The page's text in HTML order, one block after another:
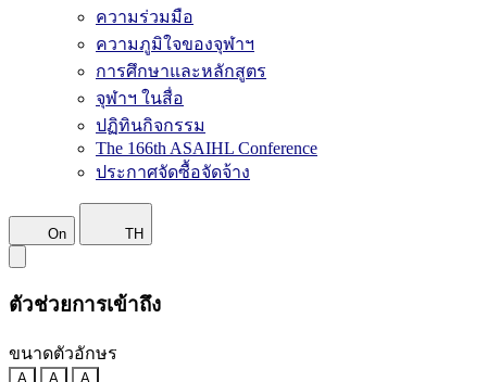
ความร่วมมือ
ความภูมิใจของจุฬาฯ
การศึกษาและหลักสูตร
จุฬาฯ ในสื่อ
ปฏิทินกิจกรรม
The 166th ASAIHL Conference
ประกาศจัดซื้อจัดจ้าง
On TH
ตัวช่วยการเข้าถึง
ขนาดตัวอักษร
A A A